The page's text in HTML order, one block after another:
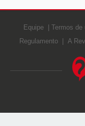
Equipe Termos de
Regulamento
A